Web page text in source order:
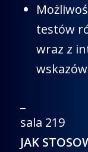
testów
wraz z
sala 219
JAK